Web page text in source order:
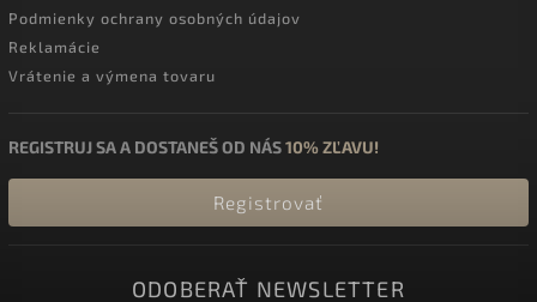
Podmienky ochrany osobných údajov
Reklamácie
Vrátenie a výmena tovaru
REGISTRUJ SA A DOSTANEŠ OD NÁS10% ZĽAVU!
Registrovať
ODOBERAŤ NEWSLETTER